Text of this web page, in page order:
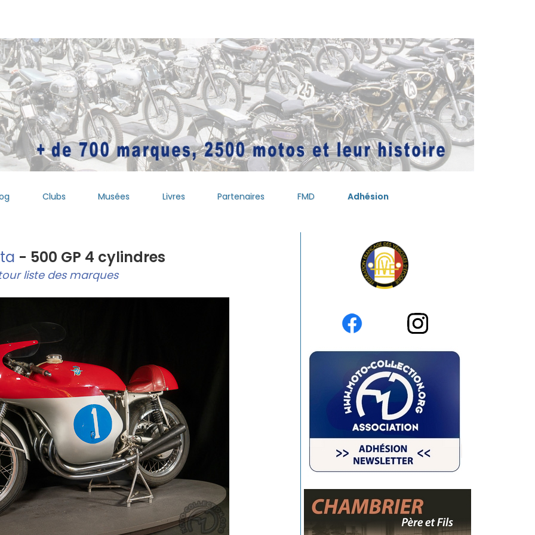
Clubs Musées Livres Partenaires FMD Adhésion
- 500 GP 4 cylindres
liste des marques